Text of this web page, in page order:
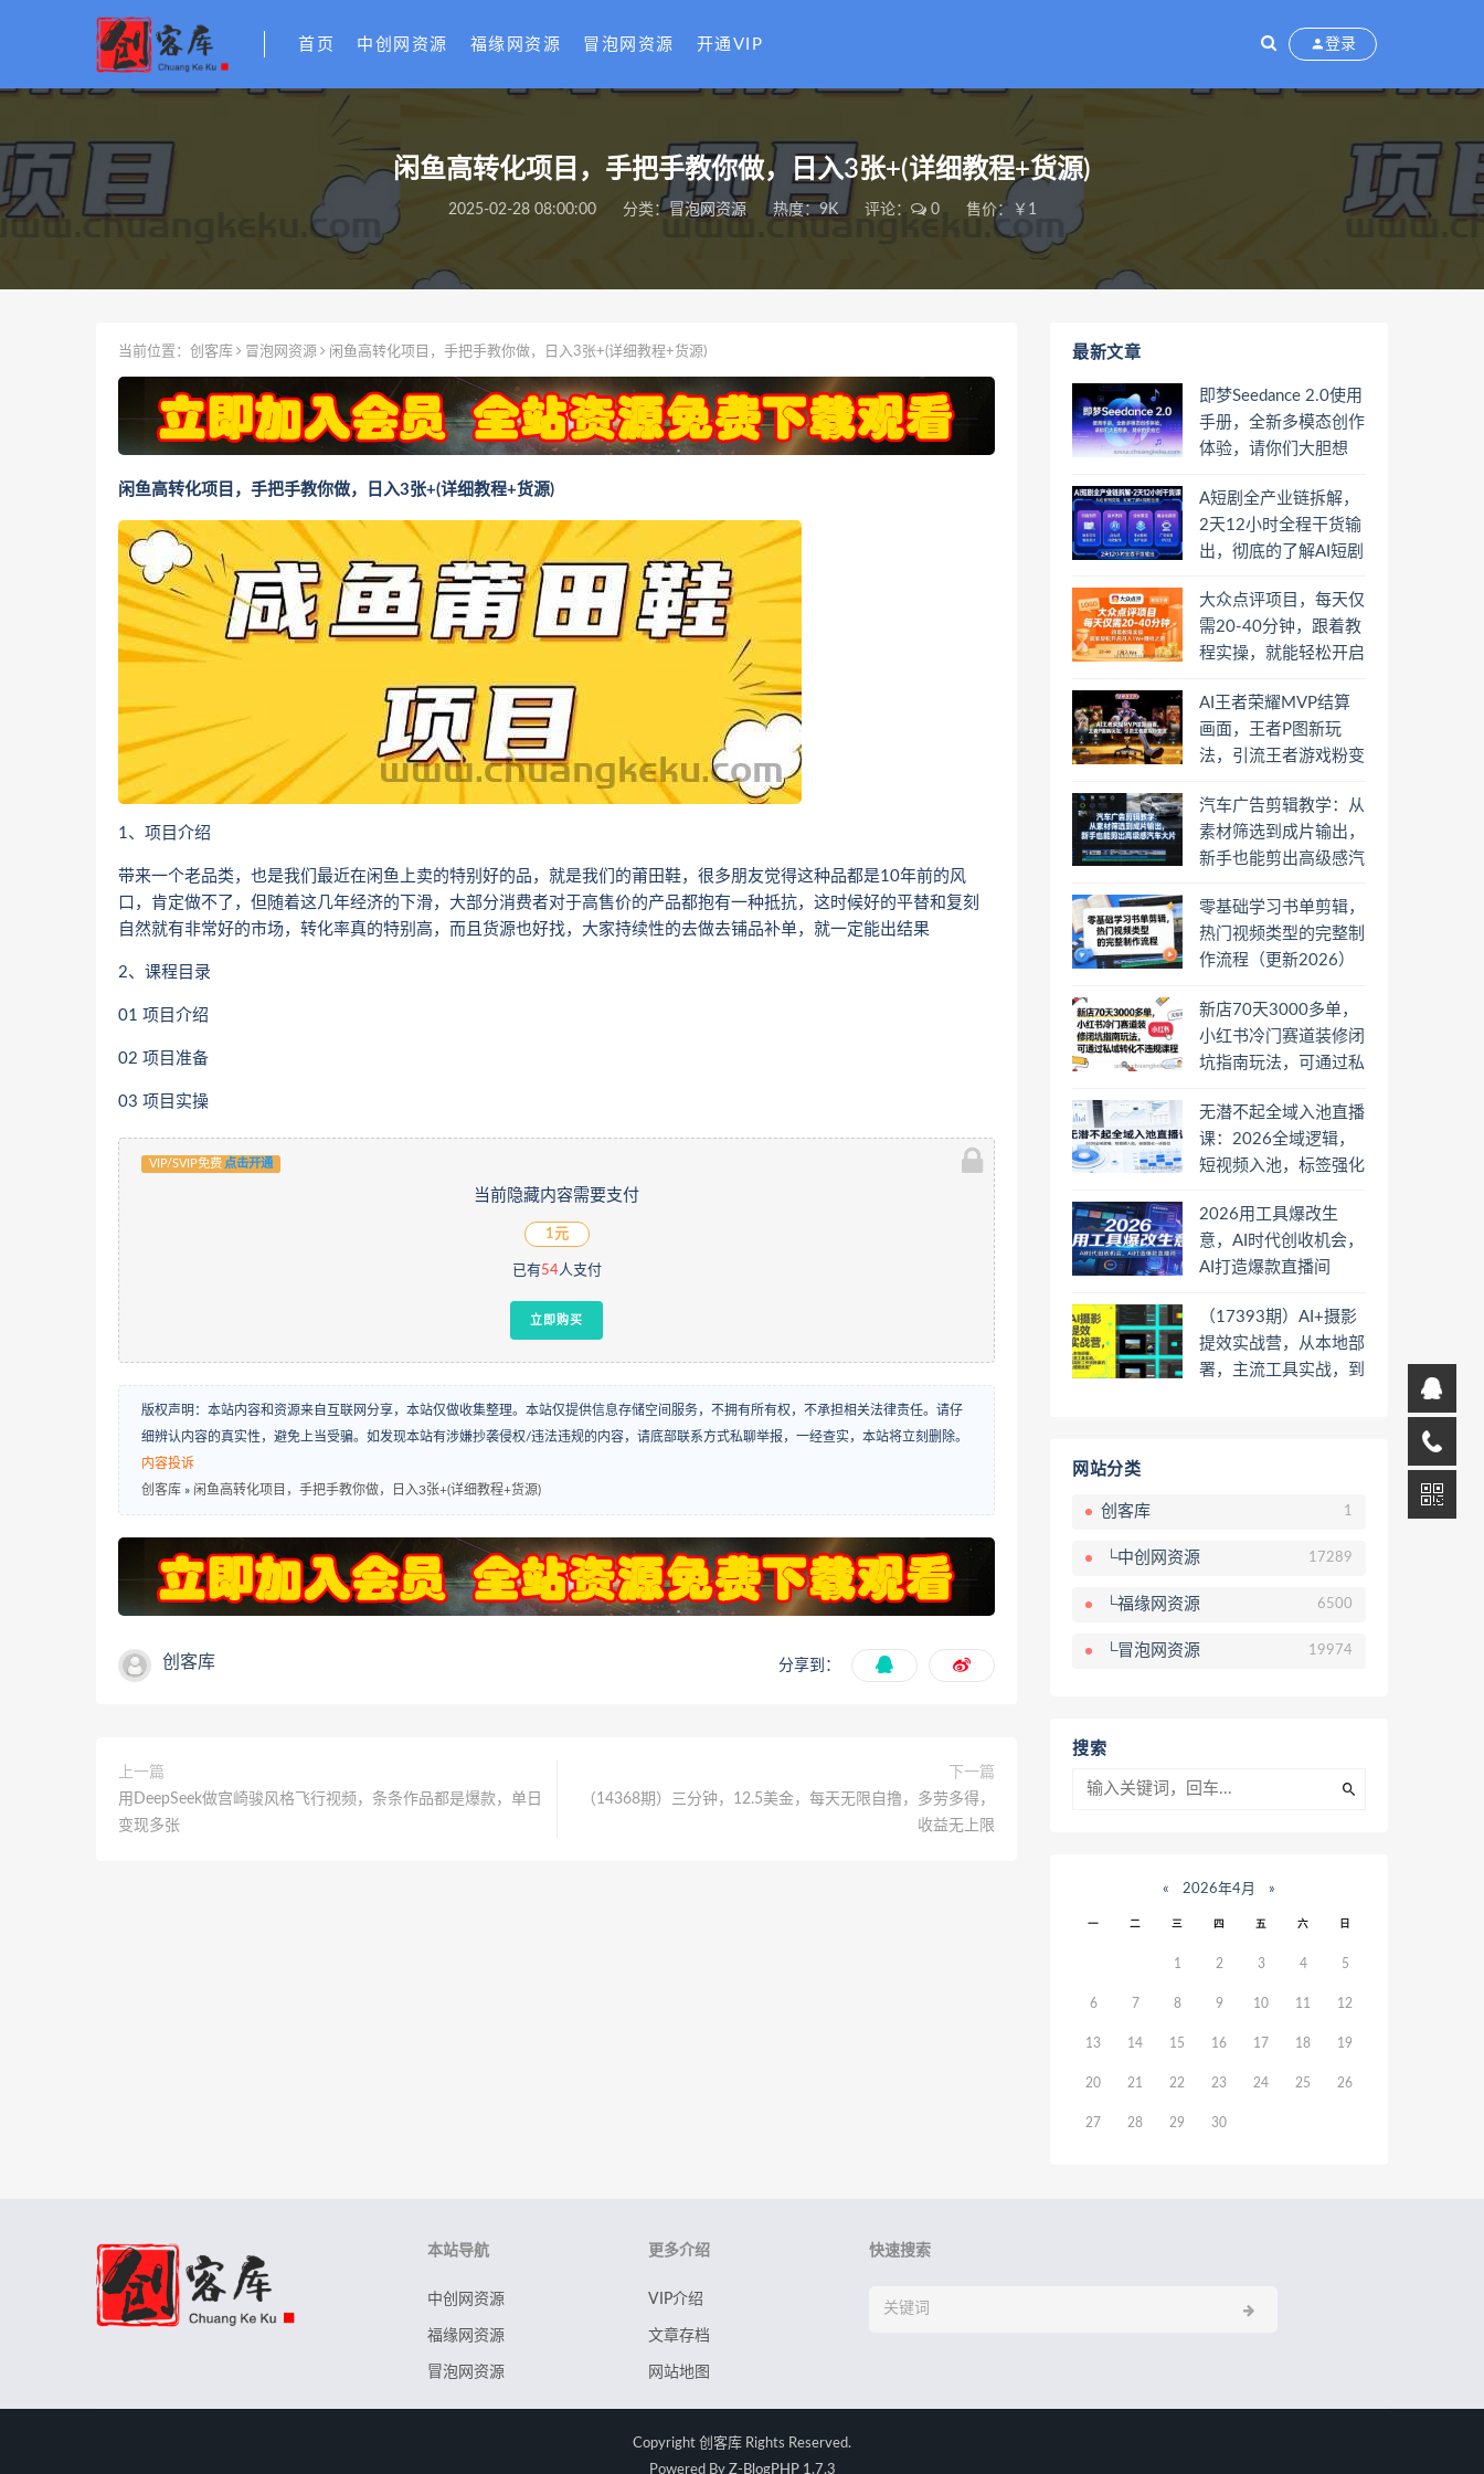
首页 中创网资源 福缘网资源 冒泡网资源 开通VIP 登录
闲鱼高转化项目，手把手教你做，日入3张+(详细教程+货源)
2025-02-28 08:00:00 分类：冒泡网资源 热度：9K 评论： 0 售价：￥1
当前位置： 创客库 冒泡网资源 闲鱼高转化项目，手把手教你做，日入3张+(详细教程+货源)
闲鱼高转化项目，手把手教你做，日入3张+(详细教程+货源)
1、项目介绍
带来一个老品类，也是我们最近在闲鱼上卖的特别好的品，就是我们的莆田鞋，很多朋友觉得这种品都是10年前的风
口，肯定做不了，但随着这几年经济的下滑，大部分消费者对于高售价的产品都抱有一种抵抗，这时候好的平替和复刻
自然就有非常好的市场，转化率真的特别高，而且货源也好找，大家持续性的去做去铺品补单，就一定能出结果
2、课程目录
01 项目介绍
02 项目准备
03 项目实操
VIP/SVIP免费 点击开通
当前隐藏内容需要支付
1元
已有54人支付
立即购买
版权声明：本站内容和资源来自互联网分享，本站仅做收集整理。本站仅提供信息存储空间服务，不拥有所有权，不承担相关法律责任。请仔
细辨认内容的真实性，避免上当受骗。如发现本站有涉嫌抄袭侵权/违法违规的内容，请底部联系方式私聊举报，一经查实，本站将立刻删除。
内容投诉
创客库 » 闲鱼高转化项目，手把手教你做，日入3张+(详细教程+货源)
创客库 分享到：
上一篇
用DeepSeek做宫崎骏风格飞行视频，条条作品都是爆款，单日
变现多张
下一篇
（14368期）三分钟，12.5美金，每天无限自撸，多劳多得，
收益无上限
最新文章
即梦Seedance 2.0使用
手册，全新多模态创作
体验，请你们大胆想
A短剧全产业链拆解，
2天12小时全程干货输
出，彻底的了解AI短剧
大众点评项目，每天仅
需20-40分钟，跟着教
程实操，就能轻松开启
AI王者荣耀MVP结算
画面，王者P图新玩
法，引流王者游戏粉变
汽车广告剪辑教学：从
素材筛选到成片输出，
新手也能剪出高级感汽
零基础学习书单剪辑，
热门视频类型的完整制
作流程（更新2026）
新店70天3000多单，
小红书冷门赛道装修闭
坑指南玩法，可通过私
无潜不起全域入池直播
课：2026全域逻辑，
短视频入池，标签强化
2026用工具爆改生
意，AI时代创收机会，
AI打造爆款直播间
（17393期）AI+摄影
提效实战营，从本地部
署，主流工具实战，到
网站分类
创客库 1
└中创网资源 17289
└福缘网资源 6500
└冒泡网资源 19974
搜索
« 2026年4月 »
一 二 三 四 五 六 日
1 2 3 4 5
6 7 8 9 10 11 12
13 14 15 16 17 18 19
20 21 22 23 24 25 26
27 28 29 30
本站导航
中创网资源
福缘网资源
冒泡网资源
更多介绍
VIP介绍
文章存档
网站地图
快速搜索
Copyright 创客库 Rights Reserved.
Powered By Z-BlogPHP 1.7.3